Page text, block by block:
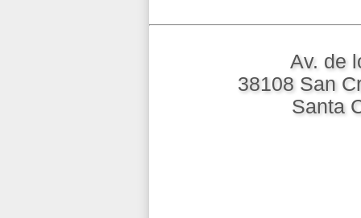
Av. de
38108 San
Santa